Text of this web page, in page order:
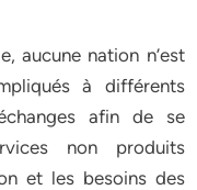
aucune nation n’est
à différents
afin de se
non produits
et les besoins des